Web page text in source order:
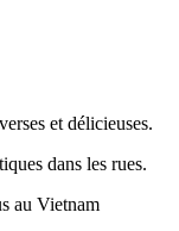
et délicieuses.
dans les rues.
au Vietnam